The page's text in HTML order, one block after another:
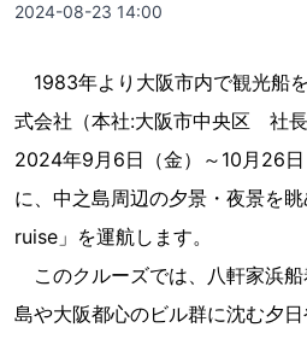
2024-08-23 14:00
1983年より大阪市内で観光船
式会社（本社:大阪市中央区 社長
2024年9月6日（金）～10月26
に、中之島周辺の夕景・夜景を
ruise」を運航します。
このクルーズでは、八軒家浜
島や大阪都心のビル群に沈む夕